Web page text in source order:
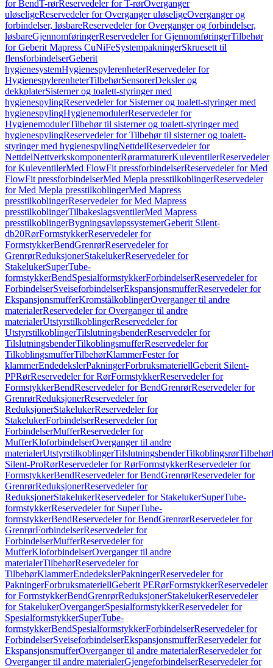
for BendT-rørReservedeler for T-rørOverganger
uløseligeReservedeler for Overganger uløseligeOverganger og
forbindelser, løsbareReservedeler for Overganger og forbindelser,
løsbareGjennomføringerReservedeler for GjennomføringerTilbehør
for Geberit Mapress CuNiFeSystempakningerSkruesett til
flensforbindelserGeberit
hygienesystemHygienespylerenheterReservedeler for
HygienespylerenheterTilbehørSensorerDeksler og
dekkplaterSisterner og toalett-styringer med
hygienespylingReservedeler for Sisterner og toalett-styringer med
hygienespylingHygienemodulerReservedeler for
HygienemodulerTilbehør til sisterner og toalett-styringer med
hygienespylingReservedeler for Tilbehør til sisterner og toalett-
styringer med hygienespylingNettdelReservedeler for
NettdelNettverkskomponenterRørarmaturerKuleventilerReservedeler
for KuleventilerMed FlowFit pressforbindelserReservedeler for Med
FlowFit pressforbindelserMed Mepla presstilkoblingerReservedeler
for Med Mepla presstilkoblingerMed Mapress
presstilkoblingerReservedeler for Med Mapress
presstilkoblingerTilbakeslagsventilerMed Mapress
presstilkoblingerBygningsavløpssystemerGeberit Silent-
db20RørFormstykkerReservedeler for
FormstykkerBendGrenrørReservedeler for
GrenrørReduksjonerStakelukerReservedeler for
StakelukerSuperTube-
formstykkerBendSpesialformstykkerForbindelserReservedeler for
ForbindelserSveiseforbindelserEkspansjonsmufferReservedeler for
EkspansjonsmufferKromstålkoblingerOverganger til andre
materialerReservedeler for Overganger til andre
materialerUtstyrstilkoblingerReservedeler for
UtstyrstilkoblingerTilslutningsbenderReservedeler for
TilslutningsbenderTilkoblingsmufferReservedeler for
TilkoblingsmufferTilbehørKlammerFester for
klammerEndedekslerPakningerForbruksmateriellGeberit Silent-
PPRørReservedeler for RørFormstykkerReservedeler for
FormstykkerBendReservedeler for BendGrenrørReservedeler for
GrenrørReduksjonerReservedeler for
ReduksjonerStakelukerReservedeler for
StakelukerForbindelserReservedeler for
ForbindelserMufferReservedeler for
MufferKloforbindelserOverganger til andre
materialerUtstyrstilkoblingerTilslutningsbenderTilkoblingsrørTilbehør
Silent-ProRørReservedeler for RørFormstykkerReservedeler for
FormstykkerBendReservedeler for BendGrenrørReservedeler for
GrenrørReduksjonerReservedeler for
ReduksjonerStakelukerReservedeler for StakelukerSuperTube-
formstykkerReservedeler for SuperTube-
formstykkerBendReservedeler for BendGrenrørReservedeler for
GrenrørForbindelserReservedeler for
ForbindelserMufferReservedeler for
MufferKloforbindelserOverganger til andre
materialerTilbehørReservedeler for
TilbehørKlammerEndedekslerPakningerReservedeler for
PakningerForbruksmateriellGeberit PERørFormstykkerReservedeler
for FormstykkerBendGrenrørReduksjonerStakelukerReservedeler
for StakelukerOvergangerSpesialformstykkerReservedeler for
SpesialformstykkerSuperTube-
formstykkerBendSpesialformstykkerForbindelserReservedeler for
ForbindelserSveiseforbindelserEkspansjonsmufferReservedeler for
EkspansjonsmufferOverganger til andre materialerReservedeler for
Overganger til andre materialerGjengeforbindelserReservedeler for